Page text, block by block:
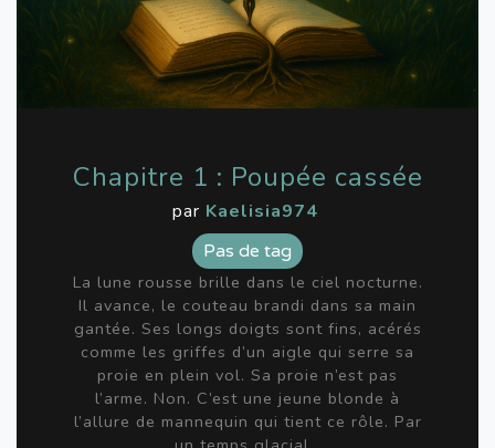
Chapitre 1 : Poupée cassée
par Kaelisia974
Pas de tag
La lune rousse brille dans le ciel nocturne.
Il avance, le couteau brandi dans sa main
gantée. Ses longs doigts sont fins, acérés
comme les griffes d’un aigle qui serre sa
proie en plein vol. Sa proie n’est pas
l’arme. Non. C’est une jeune blonde à
l’allure de mannequin qui tient ce rôle. Par